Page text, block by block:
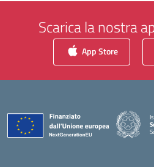
Scarica la nostra
App Store